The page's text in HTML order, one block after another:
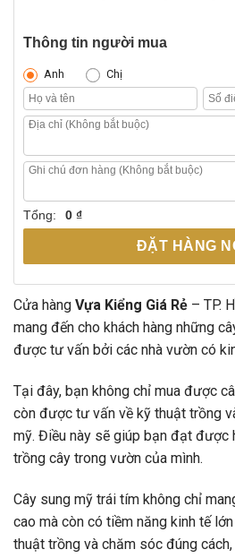
Thông tin người mua
Anh Chị
Tổng: 0 ₫
ĐẶT HÀNG
Cửa hàng Vựa Kiểng Giá Rẻ – TP.
mang đến cho khách hàng những
được tư vấn bởi các nhà vườn có
Tại đây, bạn không chỉ mua được
còn được tư vấn về kỹ thuật trồng
mỹ. Điều này sẽ giúp bạn đạt được
trồng cây trong vườn của mình.
Cây sung mỹ trái tím không chỉ
cao mà còn có tiềm năng kinh tế
thuật trồng và chăm sóc đúng